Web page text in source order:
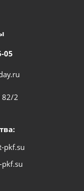
05
82/2
pkf.su
pkf.su